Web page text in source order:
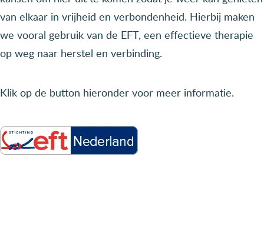
van elkaar in vrijheid en verbondenheid. Hierbij maken
we vooral gebruik van de EFT, een effectieve therapie
op weg naar herstel en verbinding.
Klik op de button hieronder voor meer informatie.